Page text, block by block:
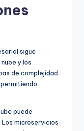
sigue
y los
de complejidad.
puede
microservicios